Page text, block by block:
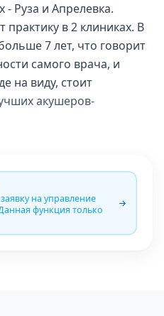
- Руза и Апрелевка.
практику в 2 клиниках. В
7 лет, что говорит
самого врача, и
на виду, стоит
акушеров-
на управление
функция только